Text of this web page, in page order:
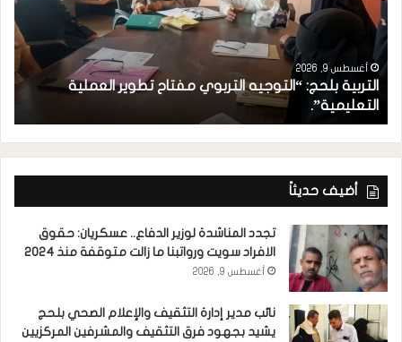
أغسطس 9, 2026
التربية بلحج: “التوجيه التربوي مفتاح تطوير العملية
التعليمية”.
أضيف حديثاً
تجدد المناشدة لوزير الدفاع.. عسكريان: حقوق
الافراد سويت ورواتبنا ما زالت متوقفة منذ 2024
أغسطس 9, 2026
نائب مدير إدارة التثقيف والإعلام الصحي بلحج
يشيد بجهود فرق التثقيف والمشرفين المركزيين